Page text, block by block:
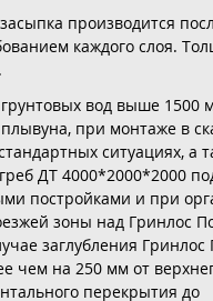
производится
каждого слоя.
вод выше 1500
при монтаже в
ситуациях, а
ДТ 4000*2000*2000
постройками и при
зоны над Гринлос
заглубления Гринлос
чем на 250 мм от
перекрытия до